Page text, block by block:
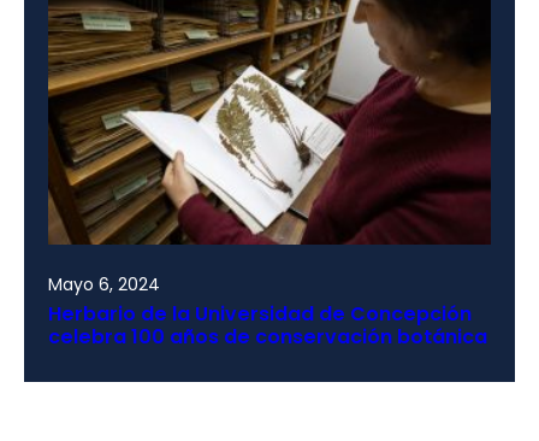
Mayo 6, 2024
Herbario de la Universidad de Concepción
celebra 100 años de conservación botánica